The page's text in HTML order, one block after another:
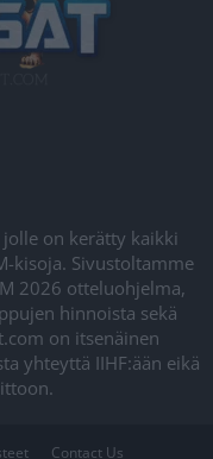
on kerätty kaikki
kisoja. Sivustoltamme
2026 otteluohjelma,
hinnoista sekä
on itsenäinen
yhteyttä IIHF:ään eikä
Contact Us